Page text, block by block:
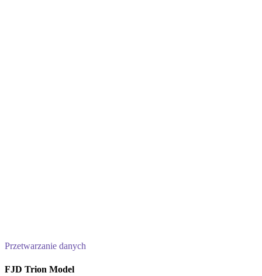
Przetwarzanie danych
FJD Trion Model